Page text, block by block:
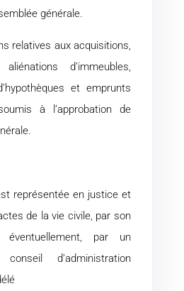
générale.
relatives aux acquisitions,
d’immeubles,
et emprunts
à l’approbation de
représentée en justice et
de la vie civile, par son
éventuellement, par un
d’administration